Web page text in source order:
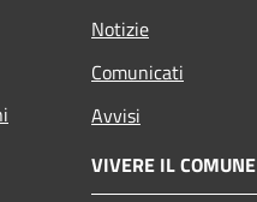
Notizie
Comunicati
Avvisi
VIVERE IL COMUNE